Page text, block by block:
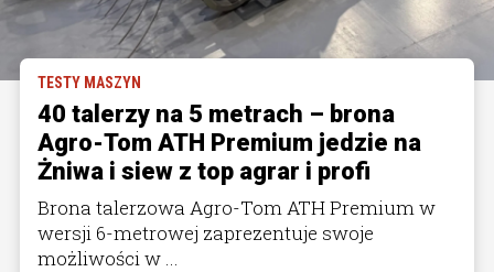
TESTY MASZYN
40 talerzy na 5 metrach – brona
Agro-Tom ATH Premium jedzie na
Żniwa i siew z top agrar i profi
Brona talerzowa Agro-Tom ATH Premium w
wersji 6-metrowej zaprezentuje swoje
możliwości w ...